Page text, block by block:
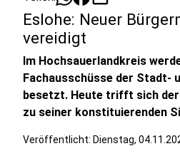
Eslohe: Neuer
vereidigt
Im Hochsauerlandkreis
Fachausschüsse der Stadt-
besetzt. Heute trifft sich der
zu seiner konstituierenden
Veröffentlicht: Dienstag,